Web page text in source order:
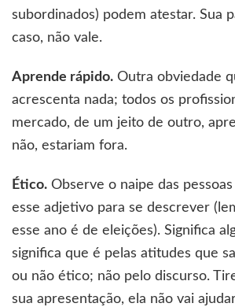
subordinados) podem atestar. Sua
caso, não vale.
Aprende rápido. Outra obviedade
acrescenta nada; todos os
mercado, de um jeito de outro,
não, estariam fora.
Ético. Observe o naipe das
esse adjetivo para se descrever
esse ano é de eleições). Significa
significa que é pelas atitudes que
ou não ético; não pelo discurso.
sua apresentação, ela não vai